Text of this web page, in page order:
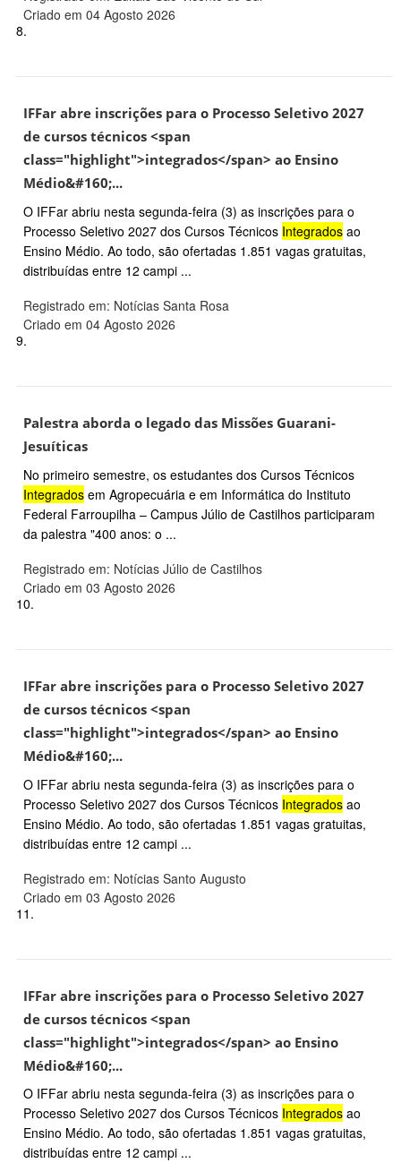
Criado em 04 Agosto 2026
8.
IFFar abre inscrições para o Processo Seletivo 2027
de cursos técnicos <span
class="highlight">integrados</span> ao Ensino
Médio&#160;...
O IFFar abriu nesta segunda-feira (3) as inscrições para o
Processo Seletivo 2027 dos Cursos Técnicos Integrados ao
Ensino Médio. Ao todo, são ofertadas 1.851 vagas gratuitas,
distribuídas entre 12 campi ...
Registrado em: Notícias Santa Rosa
Criado em 04 Agosto 2026
9.
Palestra aborda o legado das Missões Guarani-
Jesuíticas
No primeiro semestre, os estudantes dos Cursos Técnicos
Integrados em Agropecuária e em Informática do Instituto
Federal Farroupilha – Campus Júlio de Castilhos participaram
da palestra "400 anos: o ...
Registrado em: Notícias Júlio de Castilhos
Criado em 03 Agosto 2026
10.
IFFar abre inscrições para o Processo Seletivo 2027
de cursos técnicos <span
class="highlight">integrados</span> ao Ensino
Médio&#160;...
O IFFar abriu nesta segunda-feira (3) as inscrições para o
Processo Seletivo 2027 dos Cursos Técnicos Integrados ao
Ensino Médio. Ao todo, são ofertadas 1.851 vagas gratuitas,
distribuídas entre 12 campi ...
Registrado em: Notícias Santo Augusto
Criado em 03 Agosto 2026
11.
IFFar abre inscrições para o Processo Seletivo 2027
de cursos técnicos <span
class="highlight">integrados</span> ao Ensino
Médio&#160;...
O IFFar abriu nesta segunda-feira (3) as inscrições para o
Processo Seletivo 2027 dos Cursos Técnicos Integrados ao
Ensino Médio. Ao todo, são ofertadas 1.851 vagas gratuitas,
distribuídas entre 12 campi ...